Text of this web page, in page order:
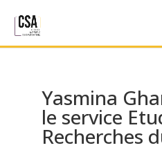
Yasmina
le service
Recherches